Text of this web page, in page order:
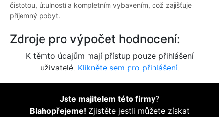
čistotou, útulností a kompletním vybavením, což zajišťuje
příjemný pobyt.
Zdroje pro výpočet hodnocení:
K těmto údajům mají přístup pouze přihlášení
uživatelé. Klikněte sem pro přihlášení.
Jste majitelem této firmy?
Blahopřejeme! Zjistěte jestli můžete získat